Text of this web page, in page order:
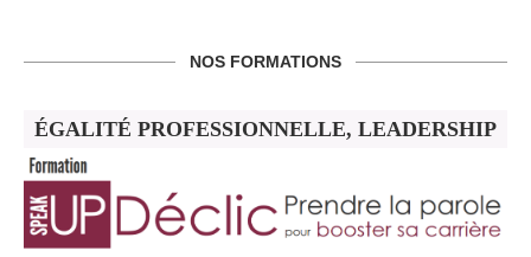
NOS FORMATIONS
ÉGALITÉ PROFESSIONNELLE, LEADERSHIP